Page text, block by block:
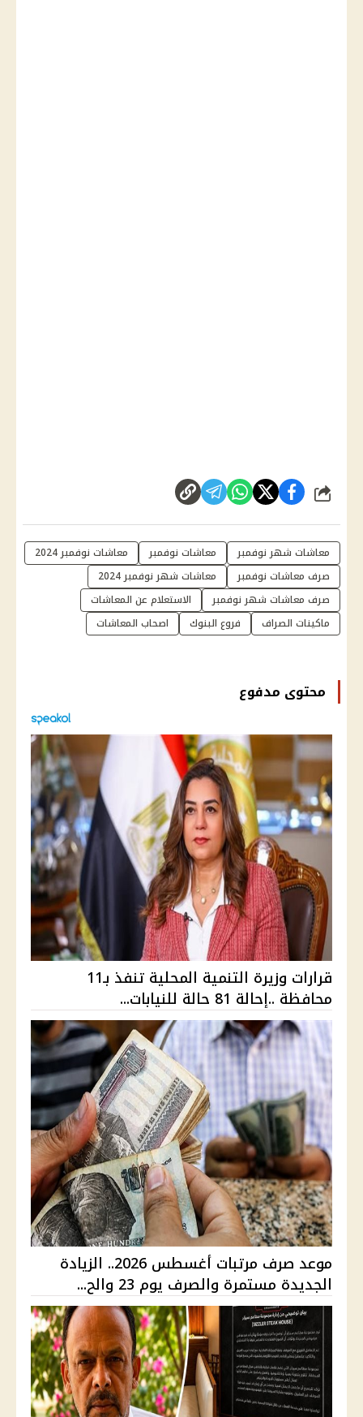
شارك
معاشات شهر نوفمبر معاشات نوفمبر
معاشات نوفمبر 2024
صرف معاشات نوفمبر
معاشات شهر نوفمبر 2024
صرف معاشات شهر نوفمبر
الاستعلام عن المعاشات
ماكينات الصراف
فروع البنوك اصحاب المعاشات
محتوى مدفوع
قرارات وزيرة التنمية المحلية تنفذ بـ11
محافظة ..إحالة 81 حالة للنيابات...
موعد صرف مرتبات أغسطس 2026.. الزيادة
الجديدة مستمرة والصرف يوم 23 والح...